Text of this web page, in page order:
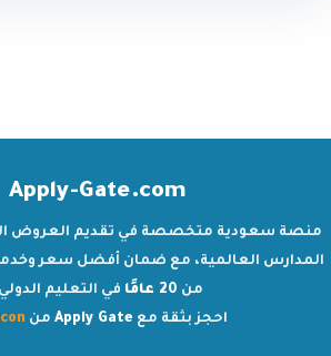
Apply-Gate.com
منصة سعودية متخصصة في تقديم العروض
المدارس العالمية، مع ضمان أفضل سعر
من 20 عامًا
في التعليم
احجز بثقة مع Apply Gate من